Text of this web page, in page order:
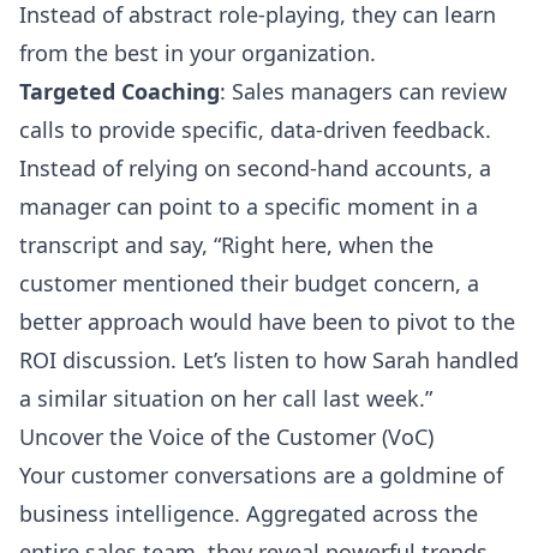
Instead of abstract role-playing, they can learn
from the best in your organization.
Targeted Coaching: Sales managers can review
calls to provide specific, data-driven feedback.
Instead of relying on second-hand accounts, a
manager can point to a specific moment in a
transcript and say, “Right here, when the
customer mentioned their budget concern, a
better approach would have been to pivot to the
ROI discussion. Let’s listen to how Sarah handled
a similar situation on her call last week.”
Uncover the Voice of the Customer (VoC)
Your customer conversations are a goldmine of
business intelligence. Aggregated across the